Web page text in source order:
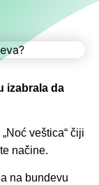
izabrala da
veštica“ čiji
načine.
na bundevu